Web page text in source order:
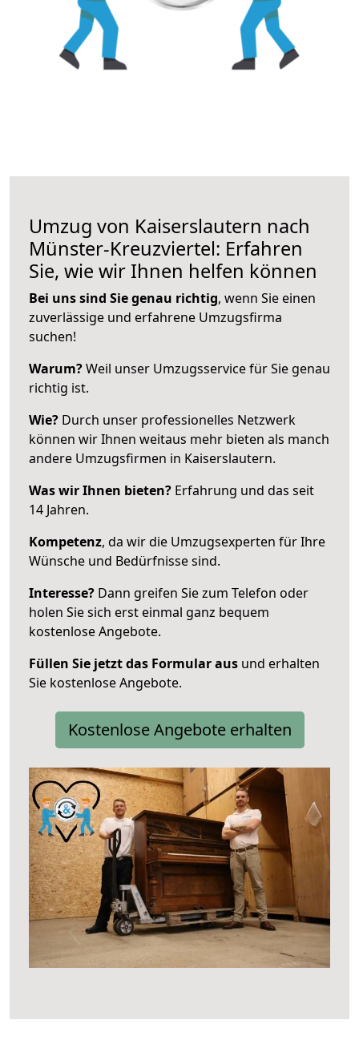
Umzug von Kaiserslautern nach
Münster-Kreuzviertel: Erfahren
Sie, wie wir Ihnen helfen können
Bei uns sind Sie genau richtig, wenn Sie einen
zuverlässige und erfahrene Umzugsfirma
suchen!
Warum?Weil unser Umzugsservice für Sie genau
richtig ist.
Wie? Durch unser professionelles Netzwerk
können wir Ihnen weitaus mehr bieten als manch
andere Umzugsfirmen in Kaiserslautern.
Was wir Ihnen bieten? Erfahrung und das seit
14 Jahren.
Kompetenz, da wir die Umzugsexperten für Ihre
Wünsche und Bedürfnisse sind.
Interesse? Dann greifen Sie zum Telefon oder
holen Sie sich erst einmal ganz bequem
kostenlose Angebote.
Füllen Sie jetzt das Formular aus und erhalten
Sie kostenlose Angebote.
Kostenlose Angebote erhalten